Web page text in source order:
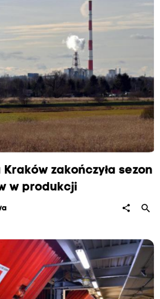
zakończyła sezon
w produkcji
share search